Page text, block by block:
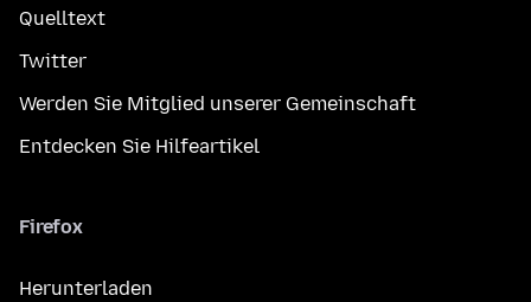
Quelltext
Twitter
Werden Sie Mitglied unserer Gemeinschaft
Entdecken Sie Hilfeartikel
Firefox
Herunterladen